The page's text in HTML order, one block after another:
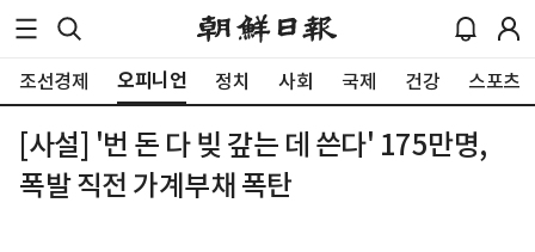
조선경제 오피니언 정치 사회 국제 건강 스포츠
[사설] '번 돈 다 빚 갚는 데 쓴다' 175만명,
폭발 직전 가계부채 폭탄